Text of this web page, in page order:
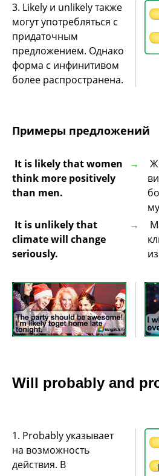
3. Likely и unlikely также
могут употребляться с
придаточным
предложением. Однако
форма с инфинитивом
более распространена.
Примеры предложений
It is likely that women
think more positively
than men.
It is unlikely that
climate will change
seriously.
Will probably and
1. Probably указывает
на возможность
действия. В